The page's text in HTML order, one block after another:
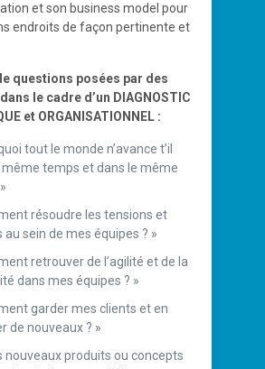
et son business model pour
endroits de façon pertinente et
questions posées par des
le cadre d’un DIAGNOSTIC
et ORGANISATIONNEL :
tout le monde n’avance t’il
même temps et dans le même
résoudre les tensions et
au sein de mes équipes ? »
retrouver de l’agilité et de la
dans mes équipes ? »
garder mes clients et en
de nouveaux ? »
nouveaux produits ou concepts